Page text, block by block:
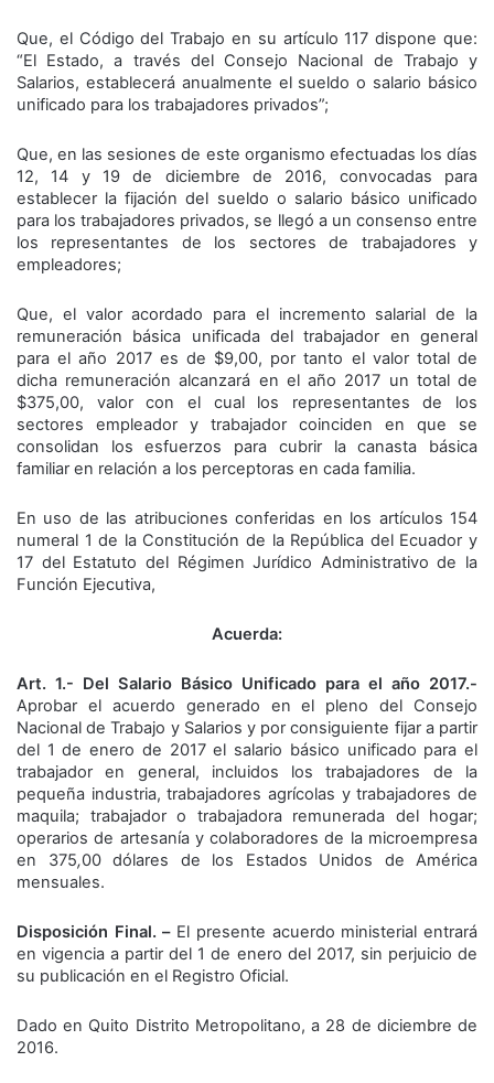
Que, el Código del Trabajo en su artículo 117 dispone que:
“El Estado, a través del Consejo Nacional de Trabajo y
Salarios, establecerá anualmente el sueldo o salario básico
unificado para los trabajadores privados”;
Que, en las sesiones de este organismo efectuadas los días
12, 14 y 19 de diciembre de 2016, convocadas para
establecer la fijación del sueldo o salario básico unificado
para los trabajadores privados, se llegó a un consenso entre
los representantes de los sectores de trabajadores y
empleadores;
Que, el valor acordado para el incremento salarial de la
remuneración básica unificada del trabajador en general
para el año 2017 es de $9,00, por tanto el valor total de
dicha remuneración alcanzará en el año 2017 un total de
$375,00, valor con el cual los representantes de los
sectores empleador y trabajador coinciden en que se
consolidan los esfuerzos para cubrir la canasta básica
familiar en relación a los perceptoras en cada familia.
En uso de las atribuciones conferidas en los artículos 154
numeral 1 de la Constitución de la República del Ecuador y
17 del Estatuto del Régimen Jurídico Administrativo de la
Función Ejecutiva,
Acuerda:
Art. 1.- Del Salario Básico Unificado para el año 2017.-
Aprobar el acuerdo generado en el pleno del Consejo
Nacional de Trabajo y Salarios y por consiguiente fijar a partir
del 1 de enero de 2017 el salario básico unificado para el
trabajador en general, incluidos los trabajadores de la
pequeña industria, trabajadores agrícolas y trabajadores de
maquila; trabajador o trabajadora remunerada del hogar;
operarios de artesanía y colaboradores de la microempresa
en 375,00 dólares de los Estados Unidos de América
mensuales.
Disposición Final. – El presente acuerdo ministerial entrará
en vigencia a partir del 1 de enero del 2017, sin perjuicio de
su publicación en el Registro Oficial.
Dado en Quito Distrito Metropolitano, a 28 de diciembre de
2016.